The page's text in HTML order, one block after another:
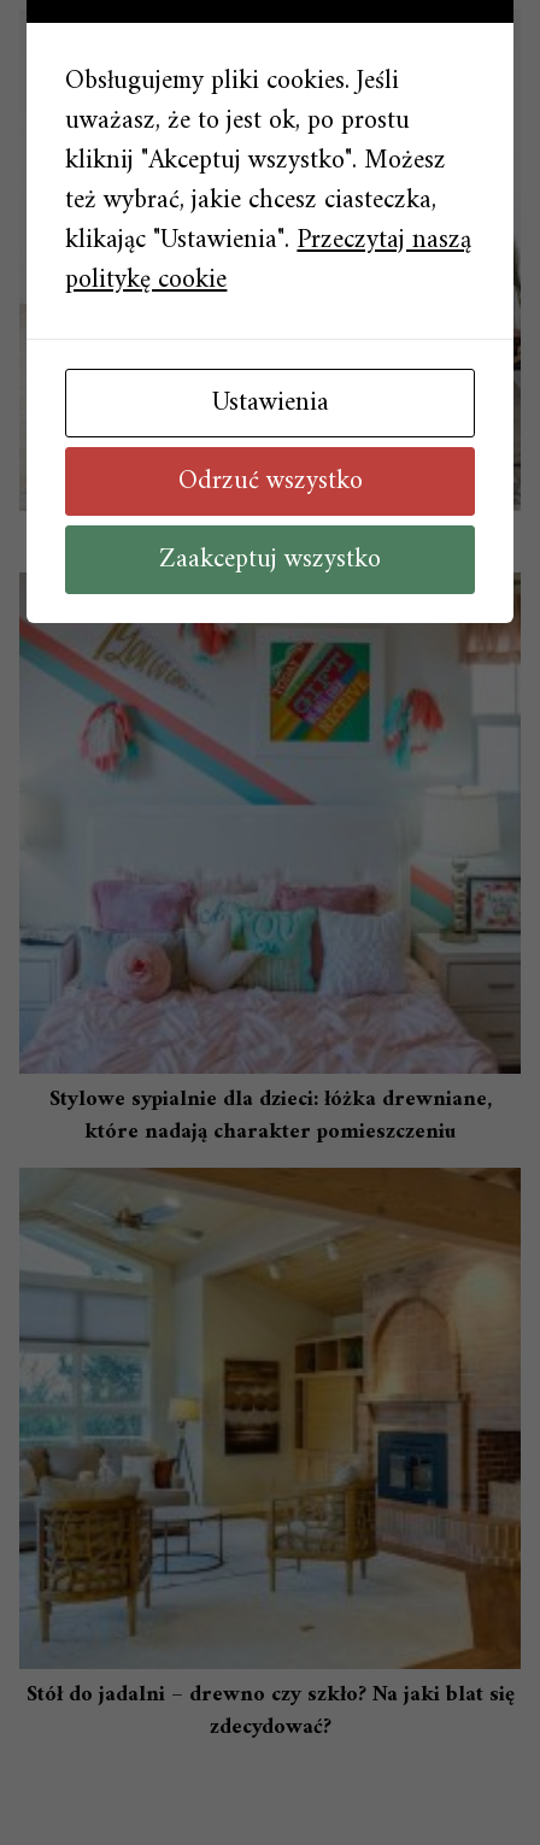
Stół i krzesła – gotowe zestawy, gotowa stylistyka
Stylowe sypialnie dla dzieci: łóżka drewniane,
które nadają charakter pomieszczeniu
Stół do jadalni – drewno czy szkło? Na jaki blat się
zdecydować?
Obsługujemy pliki cookies. Jeśli
uważasz, że to jest ok, po prostu
kliknij "Akceptuj wszystko". Możesz
też wybrać, jakie chcesz ciasteczka,
klikając "Ustawienia".Przeczytaj naszą
politykę cookie
Ustawienia
Odrzuć wszystko
Zaakceptuj wszystko